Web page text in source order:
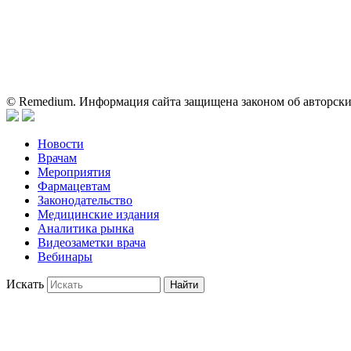
© Remedium. Информация сайта защищена законом об
Новости
Врачам
Мероприятия
Фармацевтам
Законодательство
Медицинские издания
Аналитика рынка
Видеозаметки врача
Вебинары
Искать Найти